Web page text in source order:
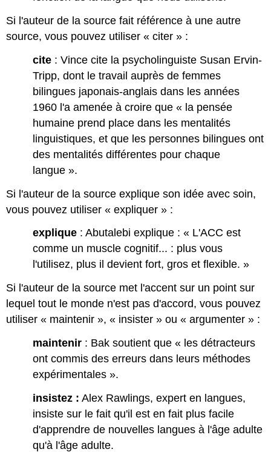
Si l'auteur de la source fait référence à une autre
source, vous pouvez utiliser « citer » :
cite : Vince cite la psycholinguiste Susan Ervin-
Tripp, dont le travail auprès de femmes
bilingues japonais-anglais dans les années
1960 l'a amenée à croire que « la pensée
humaine prend place dans les mentalités
linguistiques, et que les personnes bilingues ont
des mentalités différentes pour chaque
langue ».
Si l'auteur de la source explique son idée avec soin,
vous pouvez utiliser « expliquer » :
explique : Abutalebi explique : « L'ACC est
comme un muscle cognitif... : plus vous
l'utilisez, plus il devient fort, gros et flexible. »
Si l'auteur de la source met l'accent sur un point sur
lequel tout le monde n'est pas d'accord, vous pouvez
utiliser « maintenir », « insister » ou « argumenter » :
maintenir : Bak soutient que « les détracteurs
ont commis des erreurs dans leurs méthodes
expérimentales ».
insistez : Alex Rawlings, expert en langues,
insiste sur le fait qu'il est en fait plus facile
d'apprendre de nouvelles langues à l'âge adulte
qu'à l'âge adulte.